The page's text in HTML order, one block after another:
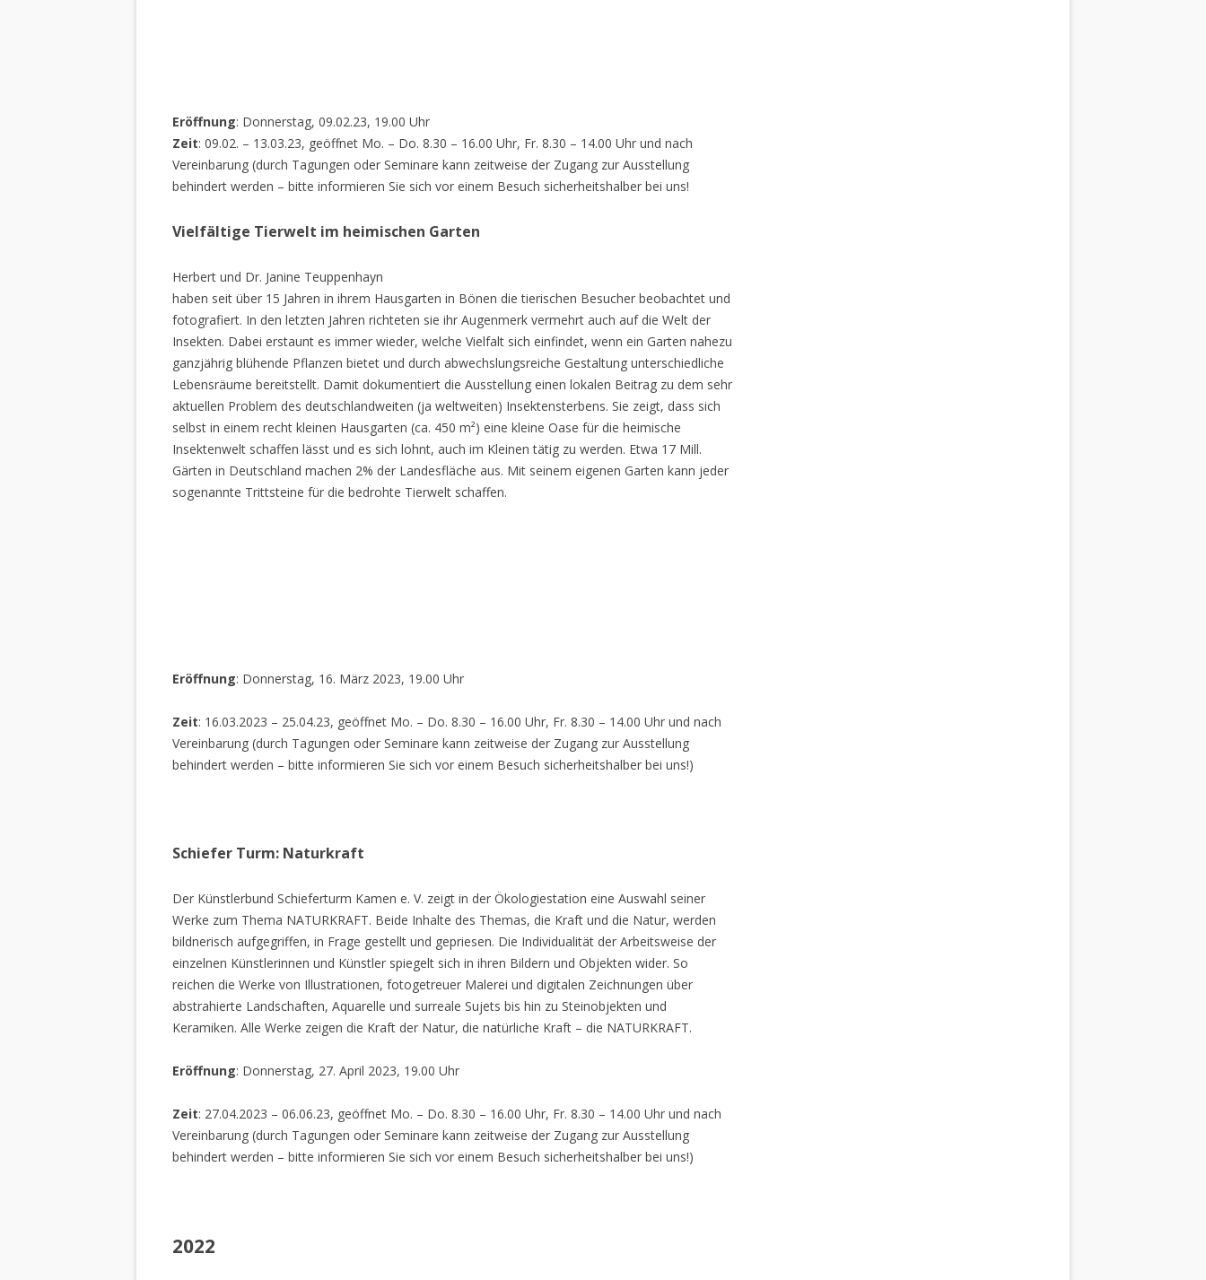
Eröffnung: Donnerstag, 09.02.23, 19.00 Uhr
Zeit: 09.02. – 13.03.23, geöffnet Mo. – Do. 8.30 – 16.00 Uhr, Fr. 8.30 – 14.00 Uhr und nach
Vereinbarung (durch Tagungen oder Seminare kann zeitweise der Zugang zur Ausstellung
behindert werden – bitte informieren Sie sich vor einem Besuch sicherheitshalber bei uns!
Vielfältige Tierwelt im heimischen Garten
Herbert und Dr. Janine Teuppenhayn
haben seit über 15 Jahren in ihrem Hausgarten in Bönen die tierischen Besucher beobachtet und
fotografiert. In den letzten Jahren richteten sie ihr Augenmerk vermehrt auch auf die Welt der
Insekten. Dabei erstaunt es immer wieder, welche Vielfalt sich einfindet, wenn ein Garten nahezu
ganzjährig blühende Pflanzen bietet und durch abwechslungsreiche Gestaltung unterschiedliche
Lebensräume bereitstellt. Damit dokumentiert die Ausstellung einen lokalen Beitrag zu dem sehr
aktuellen Problem des deutschlandweiten (ja weltweiten) Insektensterbens. Sie zeigt, dass sich
selbst in einem recht kleinen Hausgarten (ca. 450 m²) eine kleine Oase für die heimische
Insektenwelt schaffen lässt und es sich lohnt, auch im Kleinen tätig zu werden. Etwa 17 Mill.
Gärten in Deutschland machen 2% der Landesfläche aus. Mit seinem eigenen Garten kann jeder
sogenannte Trittsteine für die bedrohte Tierwelt schaffen.
Eröffnung: Donnerstag, 16. März 2023, 19.00 Uhr
Zeit: 16.03.2023 – 25.04.23, geöffnet Mo. – Do. 8.30 – 16.00 Uhr, Fr. 8.30 – 14.00 Uhr und nach
Vereinbarung (durch Tagungen oder Seminare kann zeitweise der Zugang zur Ausstellung
behindert werden – bitte informieren Sie sich vor einem Besuch sicherheitshalber bei uns!)
Schiefer Turm: Naturkraft
Der Künstlerbund Schieferturm Kamen e. V. zeigt in der Ökologiestation eine Auswahl seiner
Werke zum Thema NATURKRAFT. Beide Inhalte des Themas, die Kraft und die Natur, werden
bildnerisch aufgegriffen, in Frage gestellt und gepriesen. Die Individualität der Arbeitsweise der
einzelnen Künstlerinnen und Künstler spiegelt sich in ihren Bildern und Objekten wider. So
reichen die Werke von Illustrationen, fotogetreuer Malerei und digitalen Zeichnungen über
abstrahierte Landschaften, Aquarelle und surreale Sujets bis hin zu Steinobjekten und
Keramiken. Alle Werke zeigen die Kraft der Natur, die natürliche Kraft – die NATURKRAFT.
Eröffnung: Donnerstag, 27. April 2023, 19.00 Uhr
Zeit: 27.04.2023 – 06.06.23, geöffnet Mo. – Do. 8.30 – 16.00 Uhr, Fr. 8.30 – 14.00 Uhr und nach
Vereinbarung (durch Tagungen oder Seminare kann zeitweise der Zugang zur Ausstellung
behindert werden – bitte informieren Sie sich vor einem Besuch sicherheitshalber bei uns!)
2022